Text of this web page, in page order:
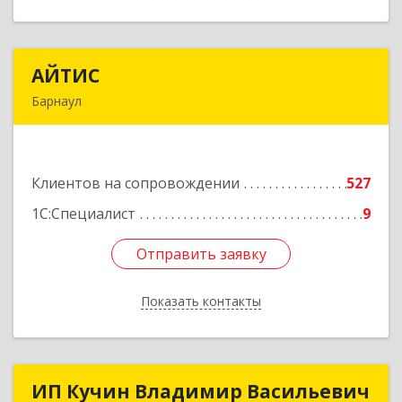
АЙТИС
Барнаул
Клиентов на сопровождении
527
1С:Специалист
9
Отправить заявку
Показать контакты
Подробнее
Отправить заявку
Назад
ИП Кучин Владимир Васильевич
ИП Кучин Владимир Васильевич